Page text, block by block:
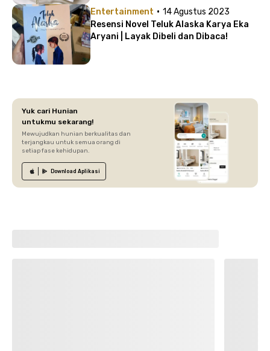
Entertainment · 14 Agustus 2023
Resensi Novel Teluk Alaska Karya Eka
Aryani | Layak Dibeli dan Dibaca!
Yuk cari Hunian
untukmu sekarang!
Mewujudkan hunian berkualitas dan
terjangkau untuk semua orang di
setiap fase kehidupan.
Download Aplikasi